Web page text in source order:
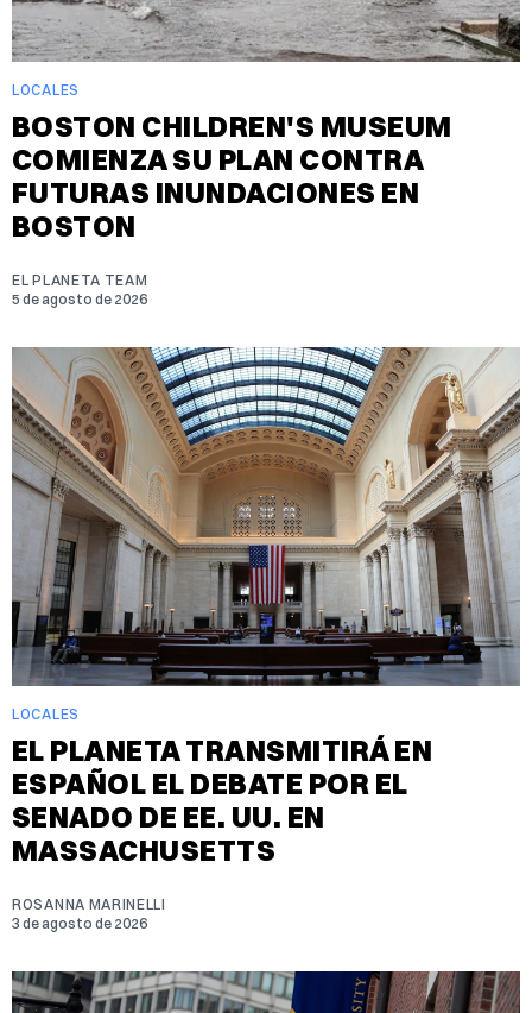
LOCALES
BOSTON CHILDREN'S MUSEUM
COMIENZA SU PLAN CONTRA
FUTURAS INUNDACIONES EN
BOSTON
EL PLANETA TEAM
5 de agosto de 2026
LOCALES
EL PLANETA TRANSMITIRÁ EN
ESPAÑOL EL DEBATE POR EL
SENADO DE EE. UU. EN
MASSACHUSETTS
ROSANNA MARINELLI
3 de agosto de 2026